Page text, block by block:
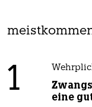
1
eine